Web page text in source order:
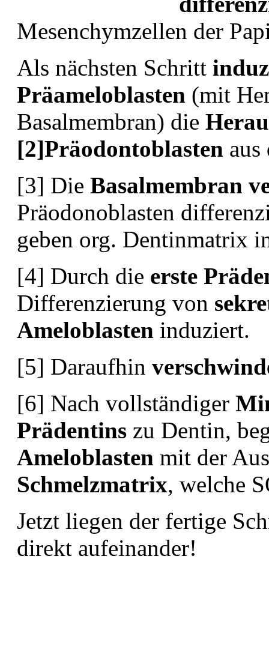
Mesenchymzellen der
Als nächsten Schritt
Präameloblasten (mit
Basalmembran) die
[2]Präodontoblasten aus
[3] Die Basalmembran
Präodonoblasten
geben org. Dentinmatrix
[4] Durch die erste
Differenzierung von
Ameloblasten induziert.
[5] Daraufhin
[6] Nach vollständiger
Prädentins zu Dentin,
Ameloblasten mit der
Schmelzmatrix, welche
Jetzt liegen der fertige
direkt aufeinander!